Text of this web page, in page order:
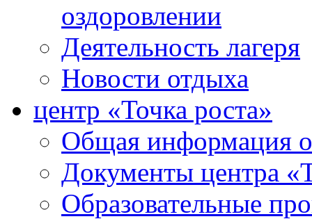
оздоровлении
Деятельность лагеря
Новости отдыха
центр «Точка роста»
Общая информация о
Документы центра
Образовательные